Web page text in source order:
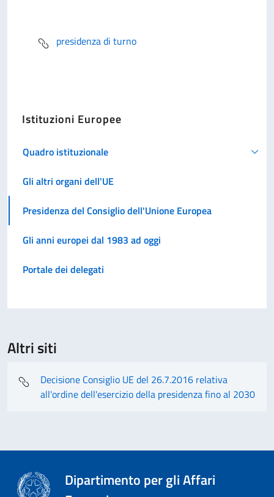
presidenza di turno
Istituzioni Europee
Quadro istituzionale
Gli altri organi dell'UE
Presidenza del Consiglio dell'Unione Europea
Gli anni europei dal 1983 ad oggi
Portale dei delegati
Altri siti
Decisione Consiglio UE del 26.7.2016 relativa
all'ordine dell'esercizio della presidenza fino al 2030
Dipartimento per gli Affari